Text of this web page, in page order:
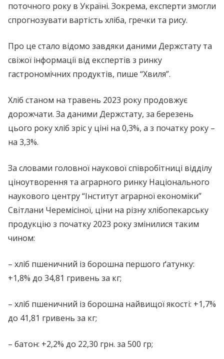
поточного року в Україні. Зокрема, експерти змогли
спрогнозувати вартість хліба, гречки та рису.
Про це стало відомо завдяки даними Держстату та
свіжої інформації від експертів з ринку
гастрономічних продуктів, пише “Хвиля”.
Хліб станом на травень 2023 року продовжує
дорожчати. За даними Держстату, за березень
цього року хліб зріс у ціні на 0,3%, а з початку року –
на 3,3%.
За словами головної наукової співробітниці відділу
ціноутворення та аграрного ринку Національного
наукового центру “Інститут аграрної економіки”
Світлани Черемісіної, ціни на різну хлібопекарську
продукцію з початку 2023 року змінилися таким
чином:
– хліб пшеничний із борошна першого ґатунку:
+1,8% до 34,81 гривень за кг;
– хліб пшеничний із борошна найвищої якості: +1,7%
до 41,81 гривень за кг;
– батон: +2,2% до 22,30 грн. за 500 гр;